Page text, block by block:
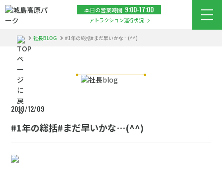
本日の営業時間 9:00-17:00
アトラクション運行状況 メ
社長BLOG #1年の総括#まだ早いかな…(^^)
2019/12/09
#1年の総括#まだ早いかな…(^^)